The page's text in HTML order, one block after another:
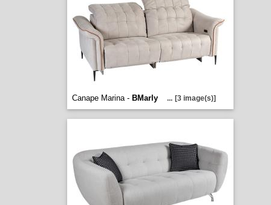
Canape Marina - BMarly ... [3 image(s)]